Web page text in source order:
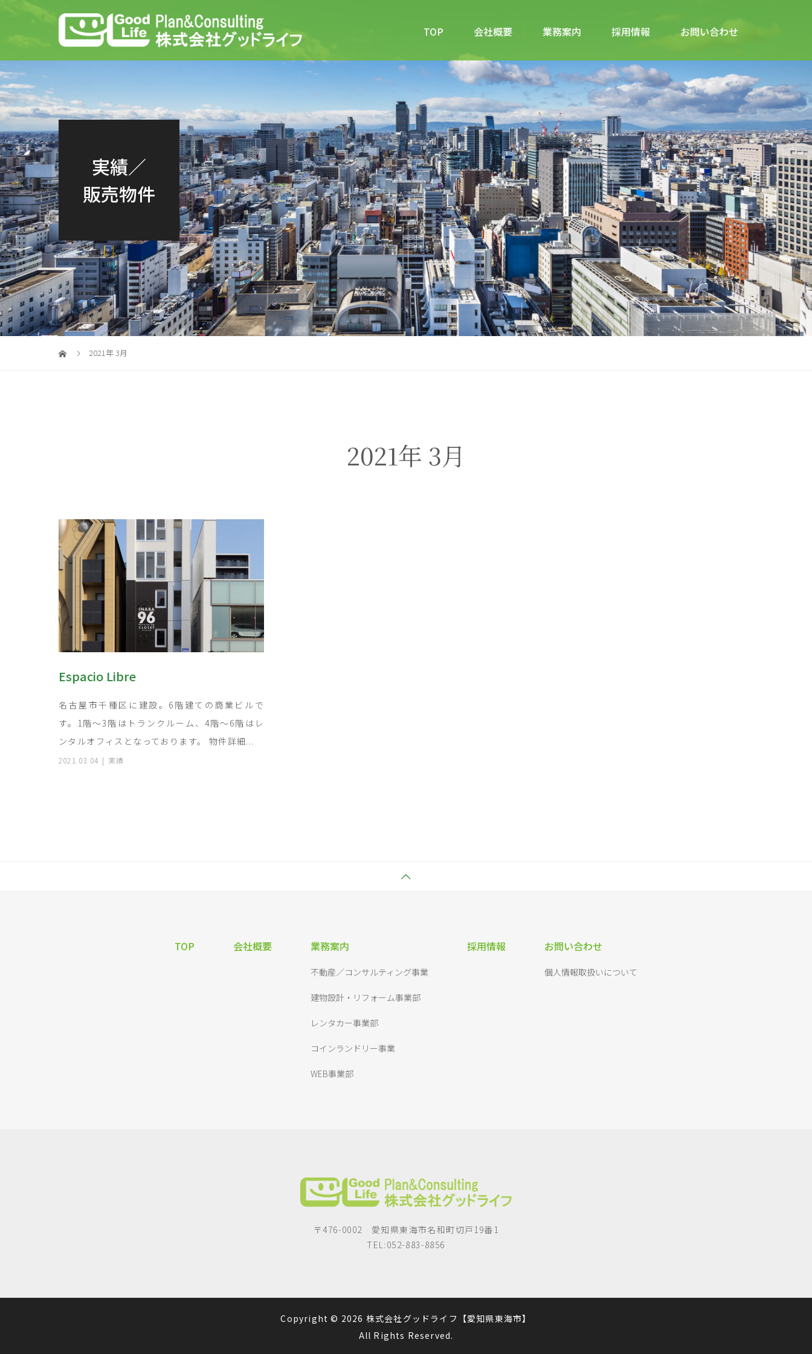
TOP 会社概要 業務案内 採用情報 お問い合わせ
実績／
販売物件
2021年 3月
2021年 3月
Espacio Libre
名古屋市千種区に建設。6階建ての商業ビルで
す。1階～3階はトランクルーム、4階～6階はレ
ンタルオフィスとなっております。 物件詳細...
2021.03.04 実績
TOP 会社概要 業務案内
不動産／コンサルティング事業
建物設計・リフォーム事業部
レンタカー事業部
コインランドリー事業
WEB事業部
採用情報 お問い合わせ
個人情報取扱いについて
〒476-0002 愛知県東海市名和町切戸19番1
TEL:052-883-8856
Copyright © 2026 株式会社グッドライフ【愛知県東海市】
All Rights Reserved.